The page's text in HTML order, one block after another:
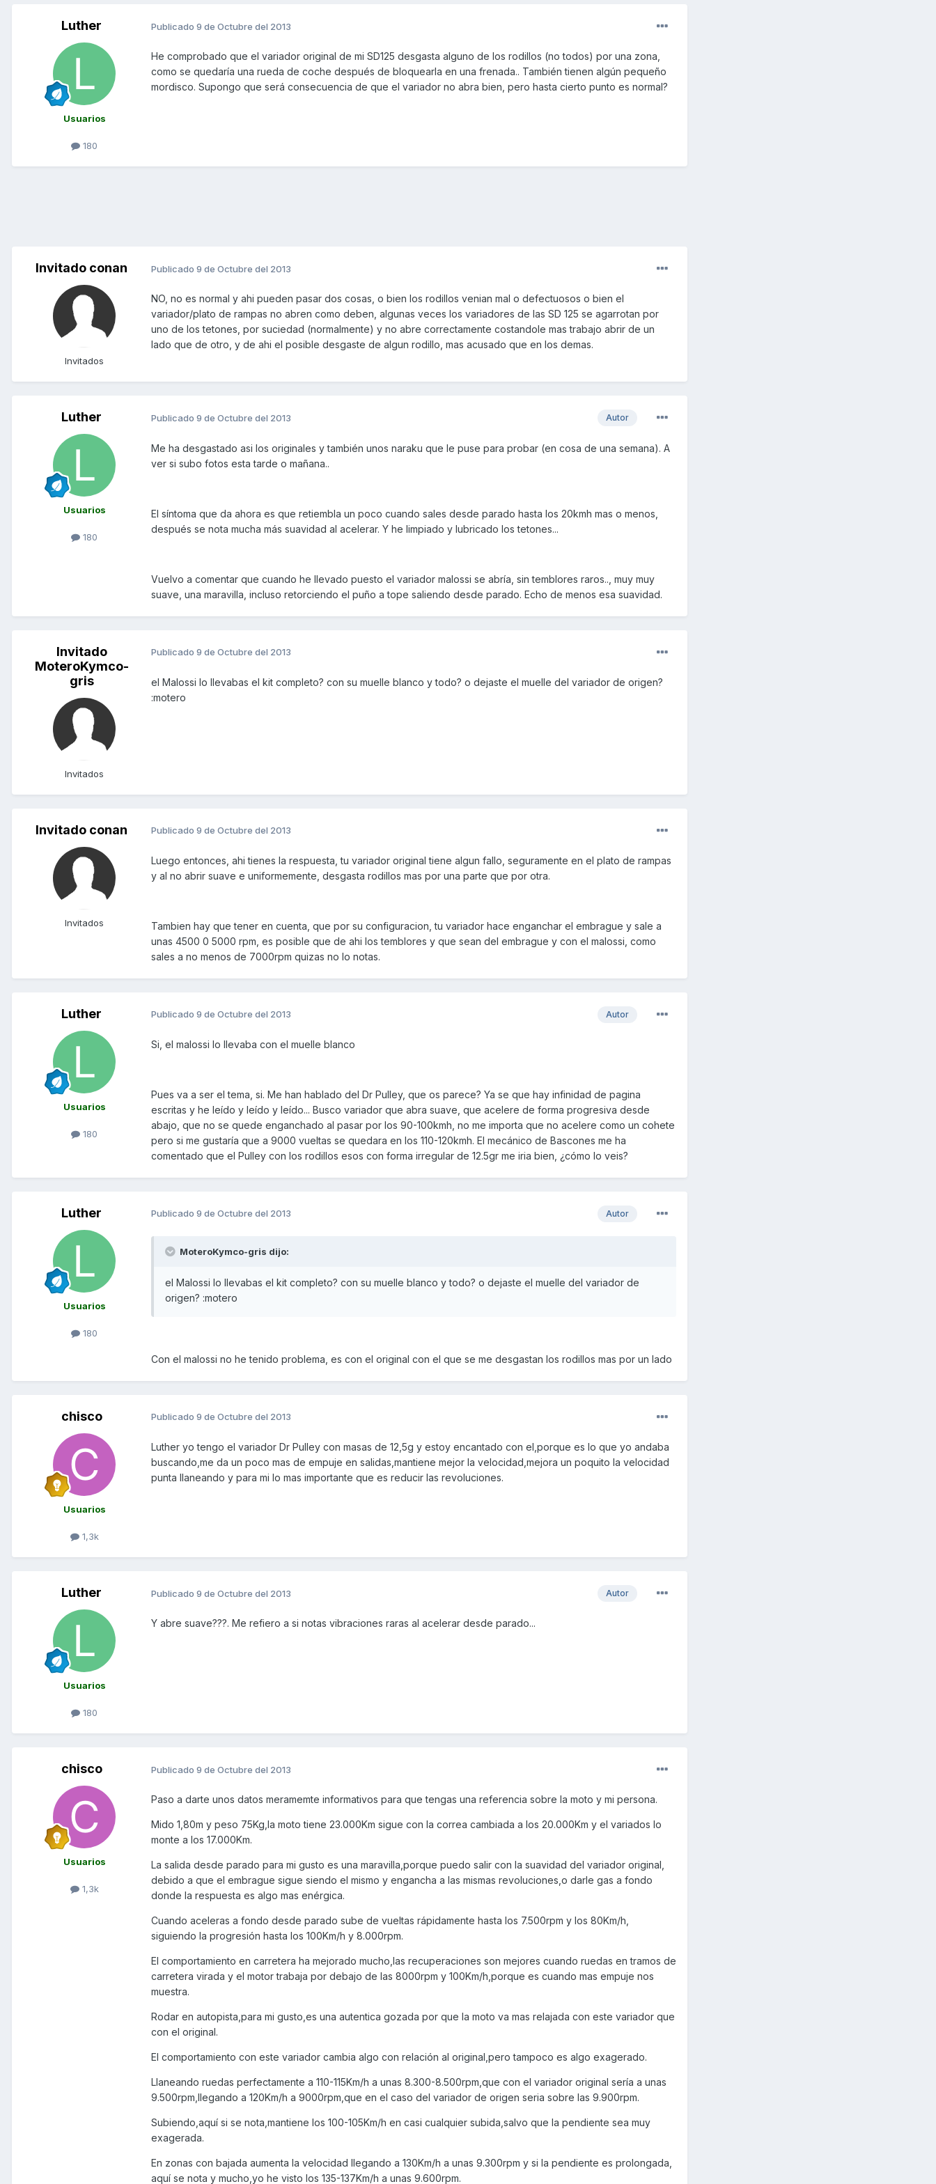
Luther
Usuarios
180
Publicado 9 de Octubre del 2013
He comprobado que el variador original de mi SD125 desgasta alguno de los rodillos (no todos) por una zona,
como se quedaría una rueda de coche después de bloquearla en una frenada.. También tienen algún pequeño
mordisco. Supongo que será consecuencia de que el variador no abra bien, pero hasta cierto punto es normal?
Invitado conan
Invitados
Publicado 9 de Octubre del 2013
NO, no es normal y ahi pueden pasar dos cosas, o bien los rodillos venian mal o defectuosos o bien el
variador/plato de rampas no abren como deben, algunas veces los variadores de las SD 125 se agarrotan por
uno de los tetones, por suciedad (normalmente) y no abre correctamente costandole mas trabajo abrir de un
lado que de otro, y de ahi el posible desgaste de algun rodillo, mas acusado que en los demas.
Luther
Usuarios
180
Autor
Publicado 9 de Octubre del 2013
Me ha desgastado asi los originales y también unos naraku que le puse para probar (en cosa de una semana). A
ver si subo fotos esta tarde o mañana..
El síntoma que da ahora es que retiembla un poco cuando sales desde parado hasta los 20kmh mas o menos,
después se nota mucha más suavidad al acelerar. Y he limpiado y lubricado los tetones...
Vuelvo a comentar que cuando he llevado puesto el variador malossi se abría, sin temblores raros.., muy muy
suave, una maravilla, incluso retorciendo el puño a tope saliendo desde parado. Echo de menos esa suavidad.
Invitado
MoteroKymco-
gris
Invitados
Publicado 9 de Octubre del 2013
el Malossi lo llevabas el kit completo? con su muelle blanco y todo? o dejaste el muelle del variador de origen?
:motero
Invitado conan
Invitados
Publicado 9 de Octubre del 2013
Luego entonces, ahi tienes la respuesta, tu variador original tiene algun fallo, seguramente en el plato de rampas
y al no abrir suave e uniformemente, desgasta rodillos mas por una parte que por otra.
Tambien hay que tener en cuenta, que por su configuracion, tu variador hace enganchar el embrague y sale a
unas 4500 0 5000 rpm, es posible que de ahi los temblores y que sean del embrague y con el malossi, como
sales a no menos de 7000rpm quizas no lo notas.
Luther
Usuarios
180
Autor
Publicado 9 de Octubre del 2013
Si, el malossi lo llevaba con el muelle blanco
Pues va a ser el tema, si. Me han hablado del Dr Pulley, que os parece? Ya se que hay infinidad de pagina
escritas y he leído y leído y leído... Busco variador que abra suave, que acelere de forma progresiva desde
abajo, que no se quede enganchado al pasar por los 90-100kmh, no me importa que no acelere como un cohete
pero si me gustaría que a 9000 vueltas se quedara en los 110-120kmh. El mecánico de Bascones me ha
comentado que el Pulley con los rodillos esos con forma irregular de 12.5gr me iria bien, ¿cómo lo veis?
Luther
Usuarios
180
Autor
Publicado 9 de Octubre del 2013
MoteroKymco-gris dijo:
el Malossi lo llevabas el kit completo? con su muelle blanco y todo? o dejaste el muelle del variador de
origen? :motero
Con el malossi no he tenido problema, es con el original con el que se me desgastan los rodillos mas por un lado
chisco
Usuarios
1,3k
Publicado 9 de Octubre del 2013
Luther yo tengo el variador Dr Pulley con masas de 12,5g y estoy encantado con el,porque es lo que yo andaba
buscando,me da un poco mas de empuje en salidas,mantiene mejor la velocidad,mejora un poquito la velocidad
punta llaneando y para mi lo mas importante que es reducir las revoluciones.
Luther
Usuarios
180
Autor
Publicado 9 de Octubre del 2013
Y abre suave???. Me refiero a si notas vibraciones raras al acelerar desde parado...
chisco
Usuarios
1,3k
Publicado 9 de Octubre del 2013
Paso a darte unos datos meramemte informativos para que tengas una referencia sobre la moto y mi persona.
Mido 1,80m y peso 75Kg,la moto tiene 23.000Km sigue con la correa cambiada a los 20.000Km y el variados lo
monte a los 17.000Km.
La salida desde parado para mi gusto es una maravilla,porque puedo salir con la suavidad del variador original,
debido a que el embrague sigue siendo el mismo y engancha a las mismas revoluciones,o darle gas a fondo
donde la respuesta es algo mas enérgica.
Cuando aceleras a fondo desde parado sube de vueltas rápidamente hasta los 7.500rpm y los 80Km/h,
siguiendo la progresión hasta los 100Km/h y 8.000rpm.
El comportamiento en carretera ha mejorado mucho,las recuperaciones son mejores cuando ruedas en tramos de
carretera virada y el motor trabaja por debajo de las 8000rpm y 100Km/h,porque es cuando mas empuje nos
muestra.
Rodar en autopista,para mi gusto,es una autentica gozada por que la moto va mas relajada con este variador que
con el original.
El comportamiento con este variador cambia algo con relación al original,pero tampoco es algo exagerado.
Llaneando ruedas perfectamente a 110-115Km/h a unas 8.300-8.500rpm,que con el variador original sería a unas
9.500rpm,llegando a 120Km/h a 9000rpm,que en el caso del variador de origen seria sobre las 9.900rpm.
Subiendo,aquí si se nota,mantiene los 100-105Km/h en casi cualquier subida,salvo que la pendiente sea muy
exagerada.
En zonas con bajada aumenta la velocidad llegando a 130Km/h a unas 9.300rpm y si la pendiente es prolongada,
aquí se nota y mucho,yo he visto los 135-137Km/h a unas 9.600rpm.